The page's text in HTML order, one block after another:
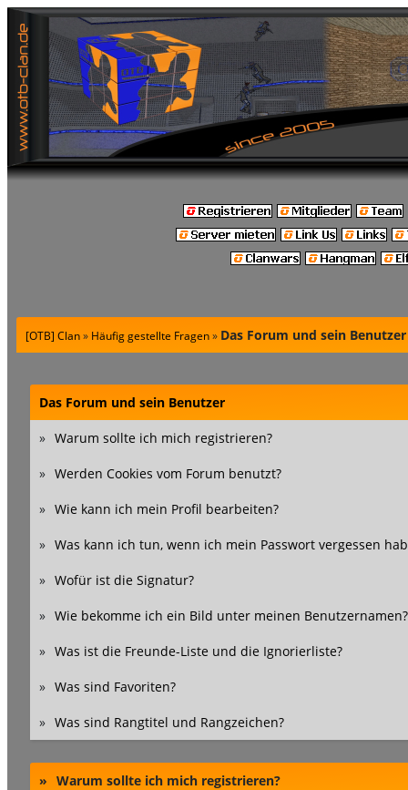
[OTB] Clan» Häufig gestellte Fragen» Das Forum und sein Benutzer
Das Forum und sein Benutzer
» Warum sollte ich mich registrieren?
» Werden Cookies vom Forum benutzt?
» Wie kann ich mein Profil bearbeiten?
» Was kann ich tun, wenn ich mein Passwort vergessen
» Wofür ist die Signatur?
» Wie bekomme ich ein Bild unter meinen Benutzernamen?
» Was ist die Freunde-Liste und die Ignorierliste?
» Was sind Favoriten?
» Was sind Rangtitel und Rangzeichen?
» Warum sollte ich mich registrieren?